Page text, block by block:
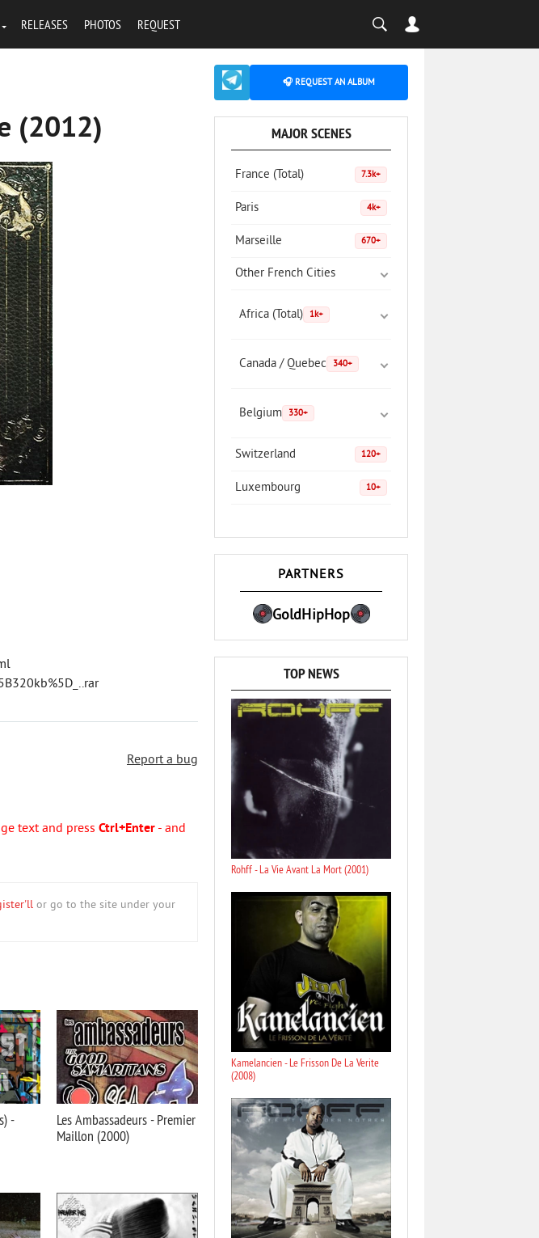
RELEASES PHOTOS REQUEST
(2012)
Report a bug
text and press Ctrl+Enter - and
or go to the site under your
-
Les Ambassadeurs - Premier
Maillon (2000)
🎧 REQUEST AN ALBUM
MAJOR SCENES
France (Total) 7.3k+
Paris 4k+
Marseille 670+
Other French Cities
Africa (Total) 1k+
Canada / Quebec 340+
Belgium 330+
Switzerland 120+
Luxembourg 10+
PARTNERS
GoldHipHop
TOP NEWS
Rohff - La Vie Avant La Mort (2001)
Kamelancien - Le Frisson De La Verite
(2008)